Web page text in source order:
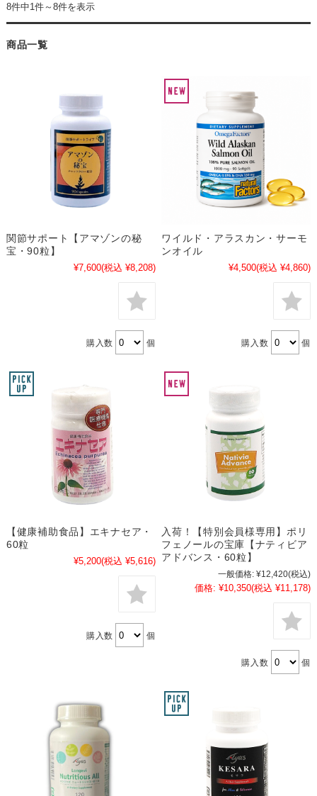
8件中1件～8件を表示
商品一覧
関節サポート【アマゾンの秘
宝・90粒】
¥7,600(税込 ¥8,208)
購入数 個
ワイルド・アラスカン・サーモ
ンオイル
¥4,500(税込 ¥4,860)
購入数 個
【健康補助食品】エキナセア・
60粒
¥5,200(税込 ¥5,616)
購入数 個
入荷！【特別会員様専用】ポリ
フェノールの宝庫【ナティビア
アドバンス・60粒】
一般価格: ¥12,420(税込)
価格: ¥10,350(税込 ¥11,178)
購入数 個